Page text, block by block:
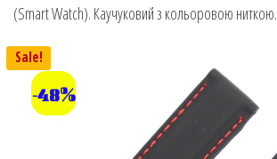
(Smart Watch). Каучуковий з кольоровою ниткою.
Sale!
-48%